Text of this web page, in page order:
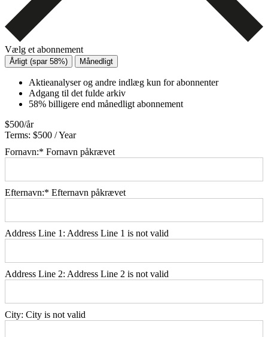
Vælg et abonnement
Årligt (spar 58%) Månedligt
Aktieanalyser og andre indlæg kun for abonnenter
Adgang til det fulde arkiv
58% billigere end månedligt abonnement
$500/år
Terms: $500 / Year
Fornavn:* Fornavn påkrævet
Efternavn:* Efternavn påkrævet
Address Line 1: Address Line 1 is not valid
Address Line 2: Address Line 2 is not valid
City: City is not valid